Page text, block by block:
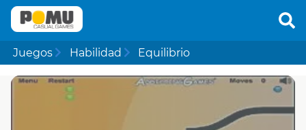
Juegos Habilidad Equilibrio